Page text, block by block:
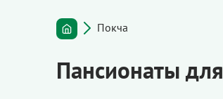
Покча
Пансионаты